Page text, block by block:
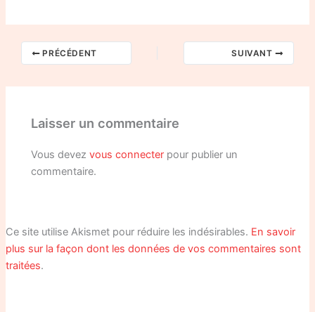
PRÉCÉDENT SUIVANT
Laisser un commentaire
Vous devezvous connecter pour publier un
commentaire.
Ce site utilise Akismet pour réduire les indésirables. En savoir
plus sur la façon dont les données de vos commentaires sont
traitées.